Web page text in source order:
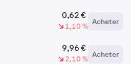
0,62 €
1,10 %
Acheter
9,96 €
2,10 %
Acheter